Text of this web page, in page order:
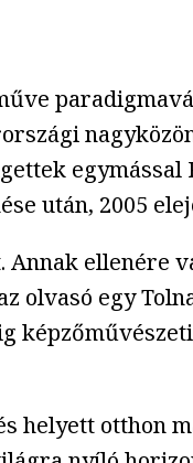
egymással
után, 2005
Annak ellenére
olvasó egy
helyett otthon